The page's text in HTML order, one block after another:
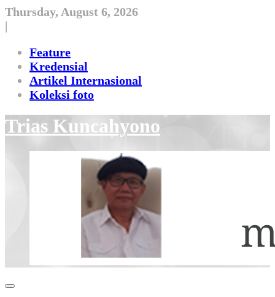
Skip
to
content
Thursday, August 6, 2026
|
Feature
Kredensial
Artikel Internasional
Koleksi foto
Trias Kuncahyono